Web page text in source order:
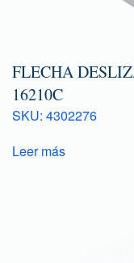
FLECHA
16210C
SKU: 4302276
Leer más